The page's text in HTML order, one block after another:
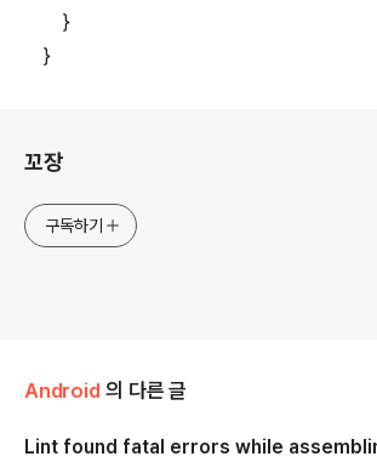
}
}
꼬장
구독하기
Android 의 다른 글
Lint found fatal errors while